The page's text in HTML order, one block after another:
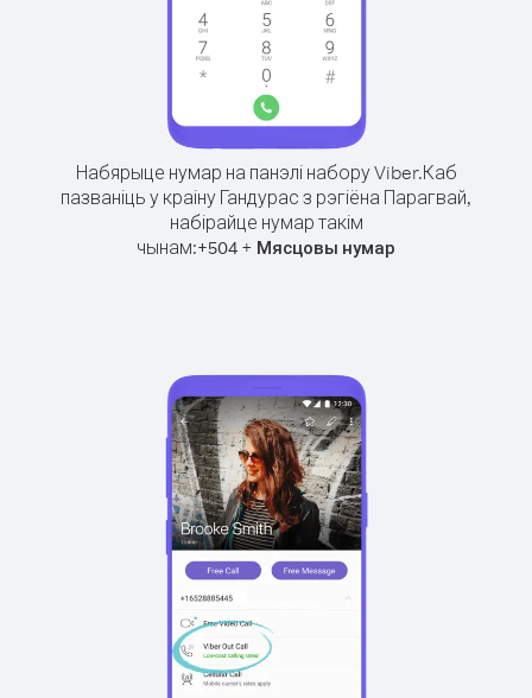
Набярыце нумар на панэлі набору Viber.Каб
пазваніць у краіну Гандурас з рэгіёна Парагвай,
набірайце нумар такім
чынам:+504 + Мясцовы нумар